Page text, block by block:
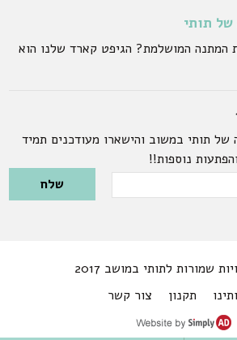
תותי
המתנה המושלמת? הגיפט קארד שלנו הוא
תותי במשוב והישארו מעודכנים תמיד
נוספות!!
Please
שמורות לתותי במושב 2017
תקנון צור קשר